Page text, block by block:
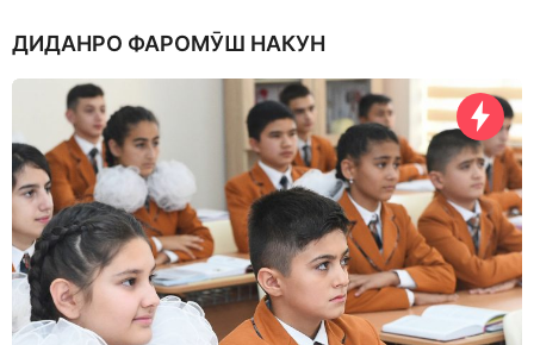
a
s
a
g
o
ДИДАНРО ФАРОМӮШ НАКУН